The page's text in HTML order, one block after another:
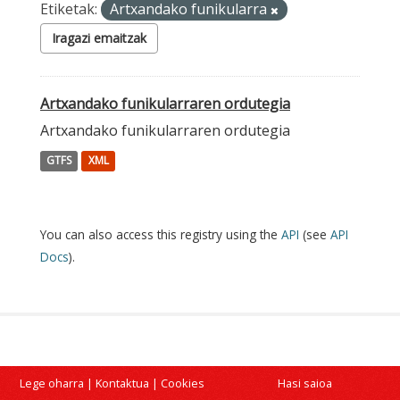
Etiketak: Artxandako funikularra
Iragazi emaitzak
Artxandako funikularraren ordutegia
Artxandako funikularraren ordutegia
GTFS XML
You can also access this registry using the API (see API
Docs).
Lege oharra | Kontaktua | Cookies Hasi saioa